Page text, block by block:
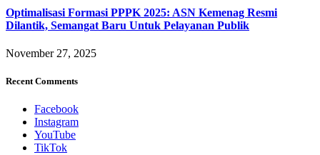
Optimalisasi Formasi PPPK 2025: ASN Kemenag Resmi
Dilantik, Semangat Baru Untuk Pelayanan Publik
November 27, 2025
Recent Comments
Facebook
Instagram
YouTube
TikTok